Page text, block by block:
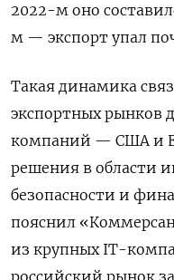
2022-м оно
м — экспорт упал
Такая динамика
экспортных рынков
компаний — США и
решения в области
безопасности и
пояснил
из крупных IT-